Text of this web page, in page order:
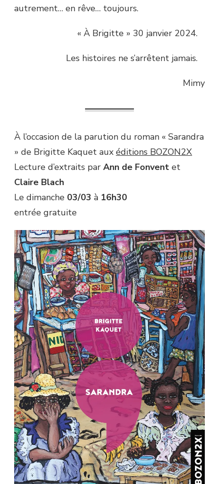
autrement… en rêve… toujours.
« À Brigitte » 30 janvier 2024.
Les histoires ne s’arrêtent jamais.
Mimy
À l’occasion de la parution du roman « Sarandra
» de Brigitte Kaquet aux éditions BOZON2X
Lecture d’extraits par Ann de Fonvent et
Claire Blach
Le dimanche 03/03 à 16h30
entrée gratuite